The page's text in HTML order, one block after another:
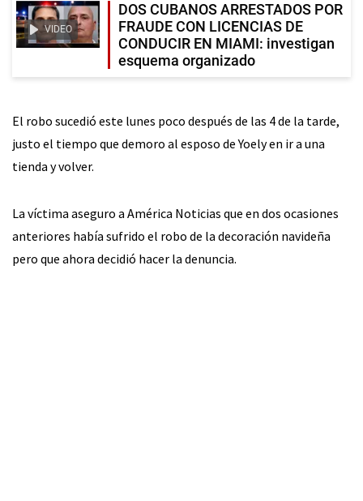
VIDEO
DOS CUBANOS ARRESTADOS POR
FRAUDE CON LICENCIAS DE
CONDUCIR EN MIAMI: investigan
esquema organizado
El robo sucedió este lunes poco después de las 4 de la tarde,
justo el tiempo que demoro al esposo de Yoely en ir a una
tienda y volver.
La víctima aseguro a América Noticias que en dos ocasiones
anteriores había sufrido el robo de la decoración navideña
pero que ahora decidió hacer la denuncia.